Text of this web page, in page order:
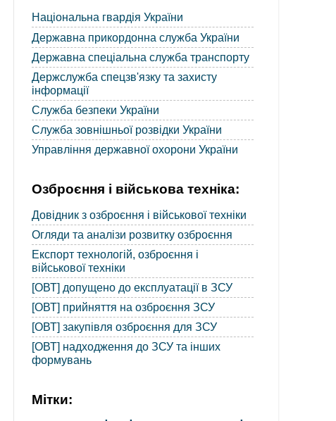
Національна гвардія України
Державна прикордонна служба України
Державна спеціальна служба транспорту
Держслужба спецзв'язку та захисту
інформації
Служба безпеки України
Служба зовнішньої розвідки України
Управління державної охорони України
Озброєння і військова техніка:
Довідник з озброєння і військової техніки
Огляди та аналізи розвитку озброєння
Експорт технологій, озброєння і
військової техніки
[ОВТ] допущено до експлуатації в ЗСУ
[ОВТ] прийняття на озброєння ЗСУ
[ОВТ] закупівля озброєння для ЗСУ
[ОВТ] надходження до ЗСУ та інших
формувань
Мітки: